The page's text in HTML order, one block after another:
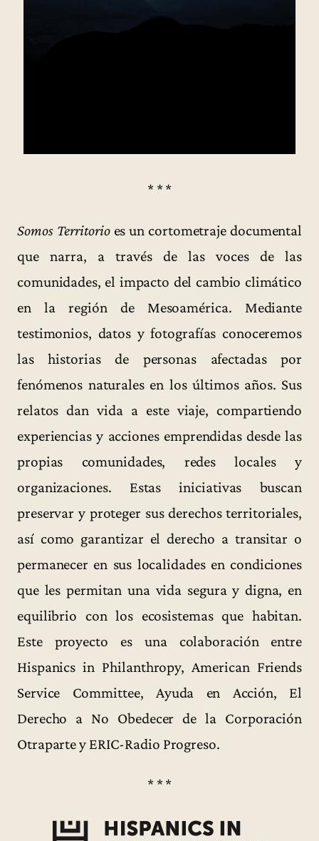
* * *
Somos Territorioes un cortometraje documental
que narra, a través de las voces de las
comunidades, el impacto del cambio climático
en la región de Mesoamérica. Mediante
testimonios, datos y fotografías conoceremos
las historias de personas afectadas por
fenómenos naturales en los últimos años. Sus
relatos dan vida a este viaje, compartiendo
experiencias y acciones emprendidas desde las
propias comunidades, redes locales y
organizaciones. Estas iniciativas buscan
preservar y proteger sus derechos territoriales,
así como garantizar el derecho a transitar o
permanecer en sus localidades en condiciones
que les permitan una vida segura y digna, en
equilibrio con los ecosistemas que habitan.
Este proyecto es una colaboración entre
Hispanics in Philanthropy, American Friends
Service Committee, Ayuda en Acción, El
Derecho a No Obedecer de la Corporación
Otraparte y ERIC-Radio Progreso.
* * *